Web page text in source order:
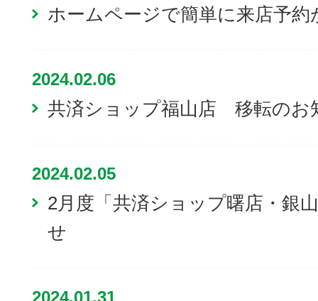
ホームページで簡単に来店予約
2024.02.06
共済ショップ福山店 移転のお
2024.02.05
2月度「共済ショップ曙店・銀
せ
2024.01.31